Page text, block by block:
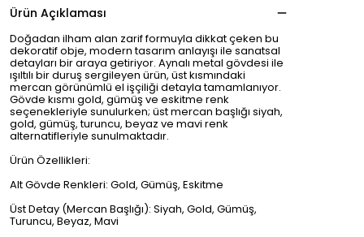
Ürün Açıklaması
Doğadan ilham alan zarif formuyla dikkat çeken bu
dekoratif obje, modern tasarım anlayışı ile sanatsal
detayları bir araya getiriyor. Aynalı metal gövdesi ile
ışıltılı bir duruş sergileyen ürün, üst kısmındaki
mercan görünümlü el işçiliği detayla tamamlanıyor.
Gövde kısmı gold, gümüş ve eskitme renk
seçenekleriyle sunulurken; üst mercan başlığı siyah,
gold, gümüş, turuncu, beyaz ve mavi renk
alternatifleriyle sunulmaktadır.
Ürün Özellikleri:
Alt Gövde Renkleri: Gold, Gümüş, Eskitme
Üst Detay (Mercan Başlığı): Siyah, Gold, Gümüş,
Turuncu, Beyaz, Mavi